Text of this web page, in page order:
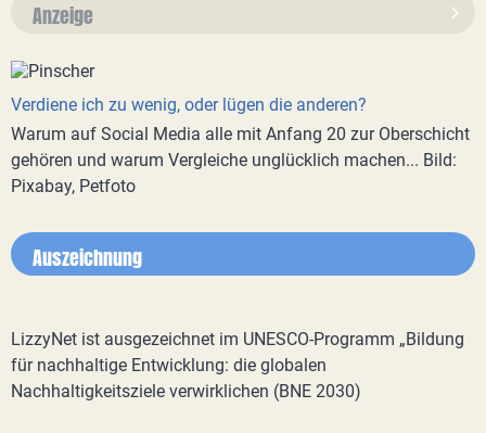
Anzeige
Verdiene ich zu wenig, oder lügen die anderen?
Warum auf Social Media alle mit Anfang 20 zur Oberschicht
gehören und warum Vergleiche unglücklich machen... Bild:
Pixabay, Petfoto
Auszeichnung
LizzyNet ist ausgezeichnet im UNESCO-Programm „Bildung
für nachhaltige Entwicklung: die globalen
Nachhaltigkeitsziele verwirklichen (BNE 2030)